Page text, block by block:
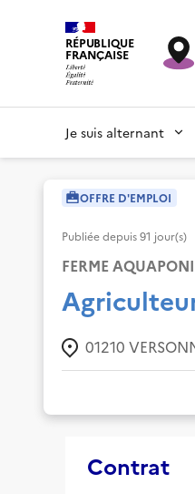
RÉPUBLIQUE
FRANÇAISE
Je suis alternant
OFFRE D'EMPLOI
Publiée depuis91 jour(s)
FERME
01210
Contrat